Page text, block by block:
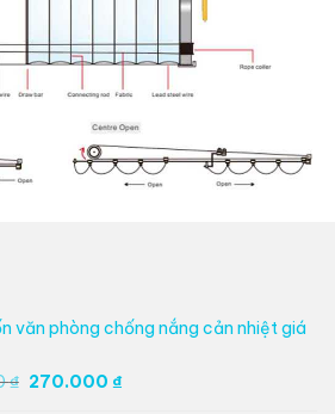
văn phòng chống nắng cản nhiệt giá
₫ Giá
270.000 ₫Giá